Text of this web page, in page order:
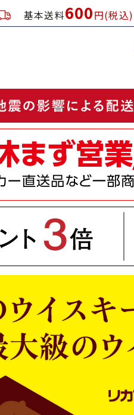
基本送料600円(税込)